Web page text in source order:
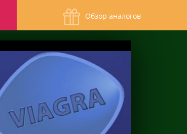
Обзор аналогов